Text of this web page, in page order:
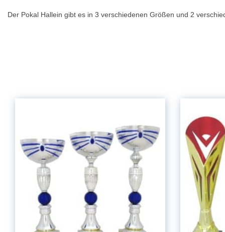
Der Pokal Hallein gibt es in 3 verschiedenen Größen und 2